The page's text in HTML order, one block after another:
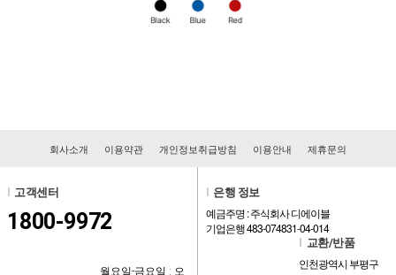
회사소개 이용약관 개인정보취급방침 이용안내 제휴문의
고객센터
1800-9972
월요일-금요일 : 오
은행 정보
예금주명 : 주식회사 디에이블
기업은행 483-074831-04-014
교환/반품
인천광역시 부평구